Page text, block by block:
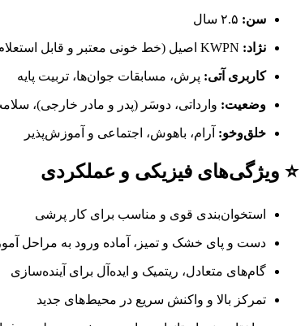
سن:
نژاد:
کاربری آتی: پرش، مسابقات جوان‌ها، تربیت پایه
وضعیت: وارداتی، دوسَر (پدر و مادر خارجی)،
خلق‌وخو: آرام، باهوش، اجتماعی و آموزش‌پذیر
⭐ ویژگی‌های فیزیکی و عملکردی
استخوان‌بندی قوی و مناسب برای کار پرشی
دست و پای خشک و تمیز، آماده ورود به مراحل
گام‌های متعادل، ریتمیک و ایده‌آل برای آینده‌سازی
تمرکز بالا و واکنش سریع در محیط‌های جدید